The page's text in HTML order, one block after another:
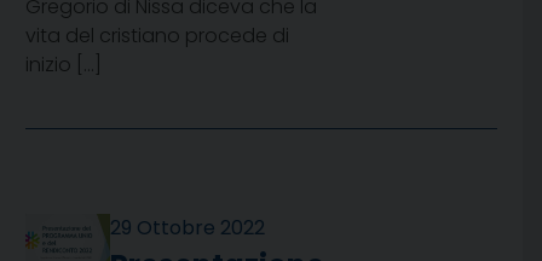
Gregorio di Nissa diceva che la
vita del cristiano procede di
inizio […]
29 Ottobre 2022